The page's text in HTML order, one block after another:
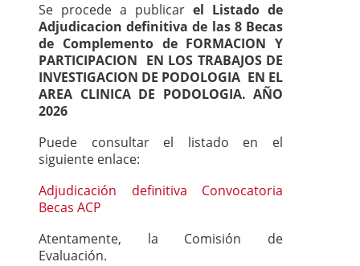
Se procede a publicar el Listado de
Adjudicacion definitiva de las 8 Becas
de Complemento de FORMACION Y
PARTICIPACION EN LOS TRABAJOS DE
INVESTIGACION DE PODOLOGIA EN EL
AREA CLINICA DE PODOLOGIA. AÑO
2026
Puede consultar el listado en el
siguiente enlace:
Adjudicación definitiva Convocatoria
Becas ACP
Atentamente, la Comisión de
Evaluación.